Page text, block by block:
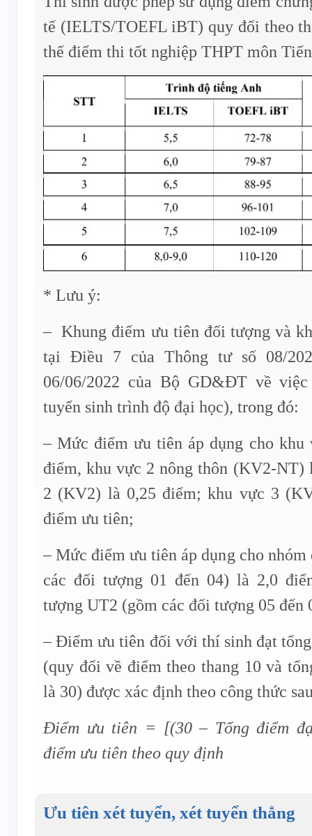
tế (IELTS/TOEFL iBT) quy đổi theo
thế điểm thi tốt nghiệp THPT môn
* Lưu ý:
– Khung điểm ưu tiên đối tượng và
tại Điều 7 của Thông tư số 08/
06/06/2022 của Bộ GD&ĐT về
tuyển sinh trình độ đại học), trong đó:
– Mức điểm ưu tiên áp dụng cho
điểm, khu vực 2 nông thôn (KV2-NT)
2 (KV2) là 0,25 điểm; khu vực 3
điểm ưu tiên;
– Mức điểm ưu tiên áp dụng cho
các đối tượng 01 đến 04) là 2,0
tượng UT2 (gồm các đối tượng 05 đến
– Điểm ưu tiên đối với thí sinh đạt
(quy đổi về điểm theo thang 10 và
là 30) được xác định theo công thức
Điểm ưu tiên = [(30 – Tổng điểm
điểm ưu tiên theo quy định
Ưu tiên xét tuyển, xét tuyển thẳng